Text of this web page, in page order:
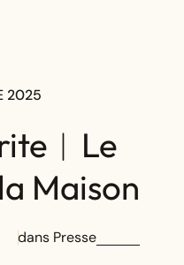
2025
Maison
dans Presse